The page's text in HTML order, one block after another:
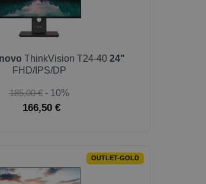
ThinkVision T24-40 24"
FHD/IPS/DP
185,00 € - 10%
166,50 €
OUTLET-GOLD